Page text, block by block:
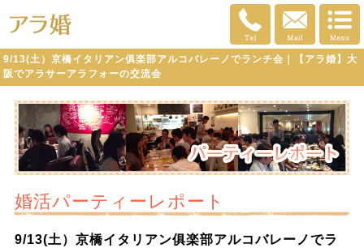
9/13(土）京橋イタリアン俱楽部アルコバレーノでランチ会｜【アラ婚】大
阪でアラサーアラフォーの交流会
婚活パーティーレポート
9/13(土）京橋イタリアン俱楽部アルコバレーノでラ